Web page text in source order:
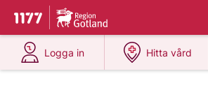
Till startsidan för 1177
Du har valt region
Logga in
på 1177.se
Hitta vård
på 1177.se